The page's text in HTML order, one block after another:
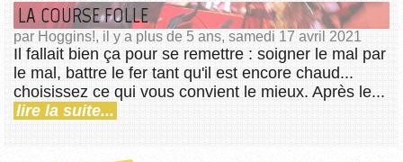
LA COURSE FOLLE
par Hoggins!, il y a plus de 5 ans, samedi 17 avril 2021
Il fallait bien ça pour se remettre : soigner le mal par
le mal, battre le fer tant qu'il est encore chaud...
choisissez ce qui vous convient le mieux. Après le...
lire la suite...